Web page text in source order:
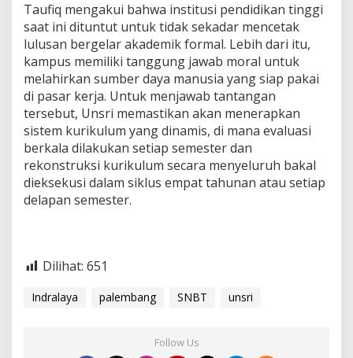
l
a
r
a
s
a
n
K
u
r
i
k
u
l
a
Taufiq mengakui bahwa institusi pendidikan tinggi
saat ini dituntut untuk tidak sekadar mencetak
lulusan bergelar akademik formal. Lebih dari itu,
kampus memiliki tanggung jawab moral untuk
melahirkan sumber daya manusia yang siap pakai
di pasar kerja. Untuk menjawab tantangan
tersebut, Unsri memastikan akan menerapkan
sistem kurikulum yang dinamis, di mana evaluasi
berkala dilakukan setiap semester dan
rekonstruksi kurikulum secara menyeluruh bakal
dieksekusi dalam siklus empat tahunan atau setiap
delapan semester.
Dilihat: 651
Indralaya palembang SNBT unsri
Follow Us